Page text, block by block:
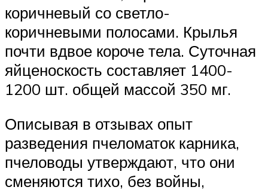
коричневый со светло-
коричневыми полосами. Крылья
почти вдвое короче тела. Суточная
яйценоскость составляет 1400-
1200 шт. общей массой 350 мг.
Описывая в отзывах опыт
разведения пчеломаток карника,
пчеловоды утверждают, что они
сменяются тихо, без войны,